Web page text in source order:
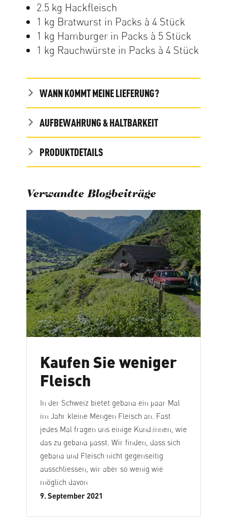
2.5 kg Hackfleisch
1 kg Bratwurst in Packs à 4 Stück
1 kg Hamburger in Packs à 5 Stück
1 kg Rauchwürste in Packs à 4 Stück
WANN KOMMT MEINE LIEFERUNG?
AUFBEWAHRUNG & HALTBARKEIT
PRODUKTDETAILS
Verwandte Blogbeiträge
Kaufen Sie weniger
Fleisch
In der Schweiz bietet gebana ein paar Mal
im Jahr kleine Mengen Fleisch an. Fast
jedes Mal fragen uns einige Kund:innen, wie
das zu gebana passt. Wir finden, dass sich
gebana und Fleisch nicht gegenseitig
ausschliessen, wir aber so wenig wie
möglich davon
9. September 2021